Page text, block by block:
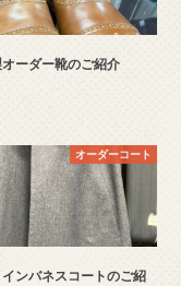
オーダー靴のご紹介
オーダーコート
ンバネスコートのご紹